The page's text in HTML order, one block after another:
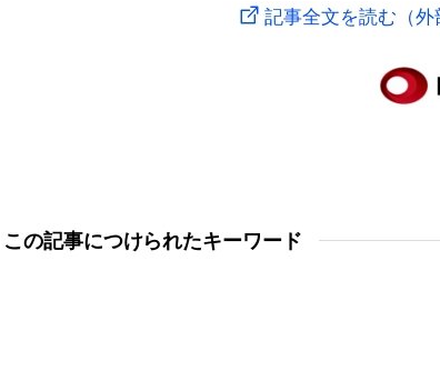
記事全文を読む（外
この記事につけられたキーワード